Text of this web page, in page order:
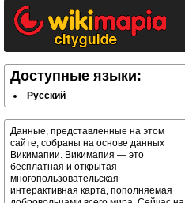
Доступные языки:
Русский
Данные, представленные на этом
сайте, собраны на основе данных
Викимапии. Викимапия — это
бесплатная и открытая
многопользовательская
интерактивная карта, пополняемая